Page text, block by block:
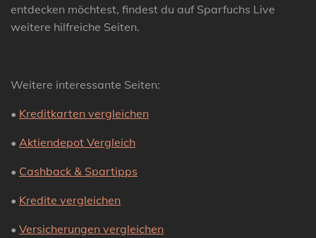
entdecken möchtest, findest du auf Sparfuchs Live
weitere hilfreiche Seiten.
Weitere interessante Seiten:
• Kreditkarten vergleichen
• Aktiendepot Vergleich
• Cashback & Spartipps
• Kredite vergleichen
• Versicherungen vergleichen